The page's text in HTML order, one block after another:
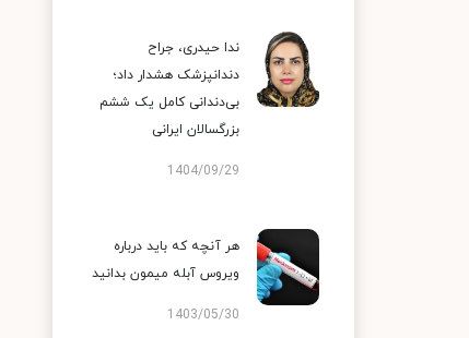
ندا حیدری، جراح
دندانپزشک هشدار داد؛
بی‌دندانی کامل یک ششم
بزرگسالان ایرانی
1404/09/29
هر آنچه که باید درباره
ویروس آبله میمون بدانید
1403/05/30